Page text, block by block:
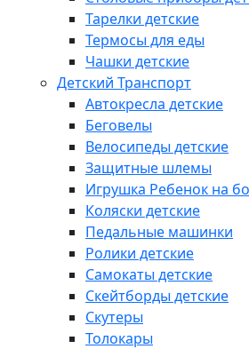
Тарелки детские
Термосы для еды
Чашки детские
Детский Транспорт
Автокресла детские
Беговелы
Велосипеды детские
Защитные шлемы
Игрушка Ребенок на
Коляски детские
Педальные машинки
Ролики детские
Самокаты детские
Скейтборды детские
Скутеры
Толокары